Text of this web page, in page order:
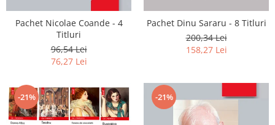
Pachet Nicolae Coande - 4
Titluri
96,54 Lei
76,27 Lei
Pachet Dinu Sararu - 8 Titluri
200,34 Lei
158,27 Lei
-21% -21%